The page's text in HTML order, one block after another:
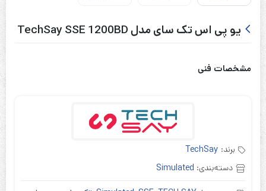
یو پی اس تک سای مدل TechSay SSE 1200BD
مشخصات فنی
برند: TechSay
دسته‌بندی: Simulated